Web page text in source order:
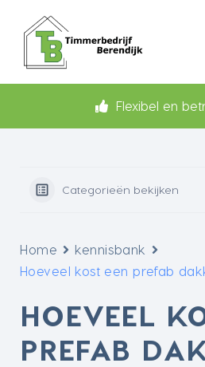
Flexibel en
Categorieën bekijken
Home
kennisbank
Hoeveel kost een prefab
HOEVEEL
PREFAB